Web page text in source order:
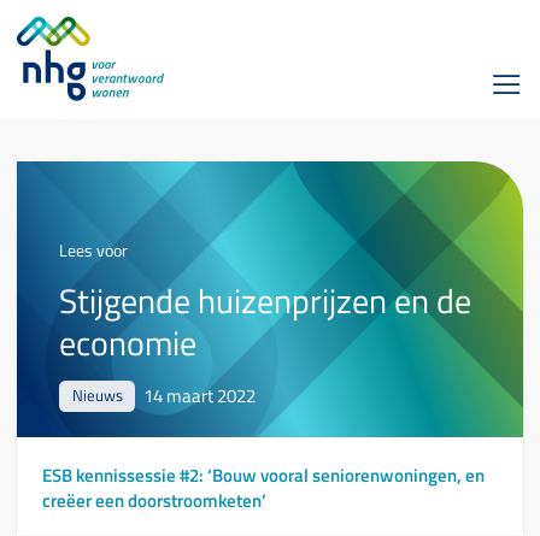
Lees voor
Stijgende huizenprijzen en de
economie
Nieuws 14 maart 2022
ESB kennissessie #2: ‘Bouw vooral seniorenwoningen, en
creëer een doorstroomketen’